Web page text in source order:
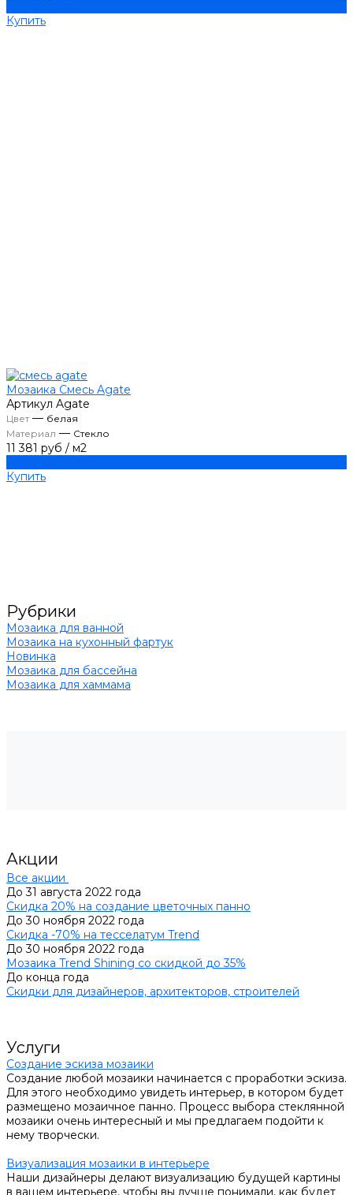
Купить
Мозаика Смесь Agate
Артикул Agate
Цвет— белая
Материал — Стекло
11 381 руб / м2
Купить
Рубрики
Мозаика для ванной
Мозаика на кухонный фартук
Новинка
Мозаика для бассейна
Мозаика для хаммама
Акции
Все акции
До 31 августа 2022 года
Скидка 20% на создание цветочных панно
До 30 ноября 2022 года
Скидка -70% на тесселатум Trend
До 30 ноября 2022 года
Мозаика Trend Shining со скидкой до 35%
До конца года
Скидки для дизайнеров, архитекторов, строителей
Услуги
Создание эскиза мозаики
Создание любой мозаики начинается с проработки эскиза.
Для этого необходимо увидеть интерьер, в котором будет
размещено мозаичное панно. Процесс выбора стеклянной
мозаики очень интересный и мы предлагаем подойти к
нему творчески.
Визуализация мозаики в интерьере
Наши дизайнеры делают визуализацию будущей картины
в вашем интерьере, чтобы вы лучше понимали, как будет